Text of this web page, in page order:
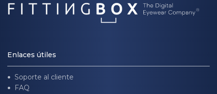
Enlaces útiles
Soporte al cliente
FAQ